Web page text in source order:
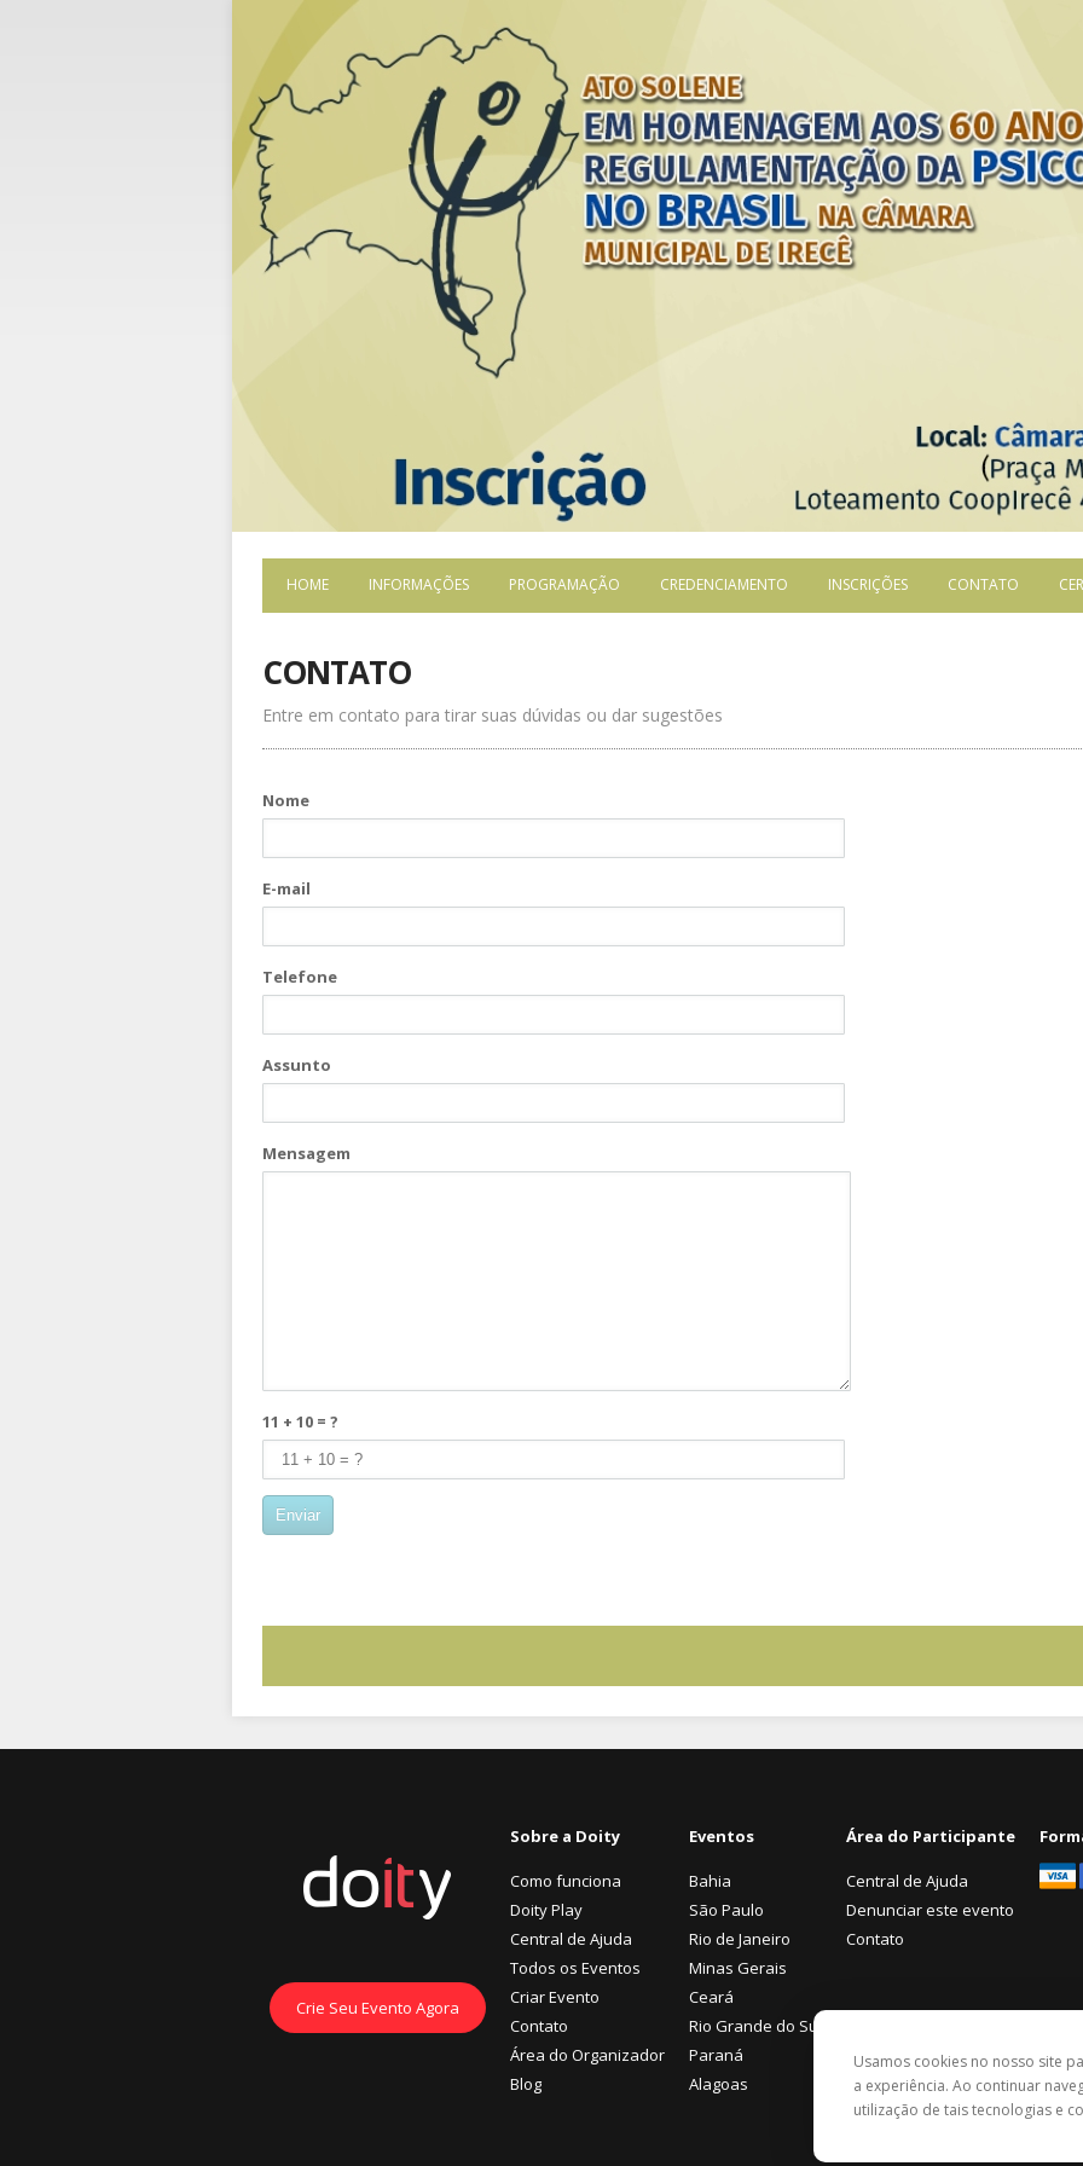
HOME INFORMAÇÕES PROGRAMAÇÃO CREDENCIAMENTO INSCRIÇÕES CONTATO
CONTATO
Entre em contato para tirar suas dúvidas ou dar sugestões
Nome
E-mail
Telefone
Assunto
Mensagem
11 + 10 = ?
Crie Seu Evento Agora
Sobre a Doity
Como funciona
Doity Play
Central de Ajuda
Todos os Eventos
Criar Evento
Contato
Área do Organizador
Blog
Eventos
Bahia
São Paulo
Rio de Janeiro
Minas Gerais
Ceará
Rio Grande do Sul
Paraná
Alagoas
Área do Participante
Central de Ajuda
Denunciar este evento
Contato
Usamos cookies no nosso site
a experiência. Ao continuar
utilização de tais tecnologias e